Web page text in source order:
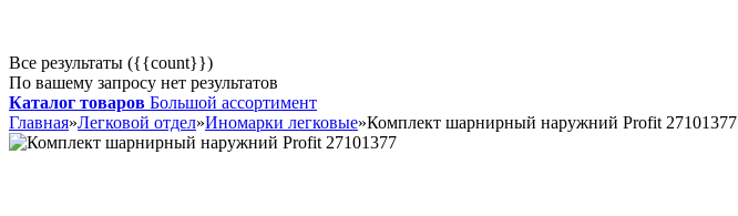
Все результаты ({{count}})
По вашему запросу нет результатов
Каталог товаров Большой ассортимент
Главная»Легковой отдел»Иномарки легковые»Комплект шарнирный наружний Profit 27101377